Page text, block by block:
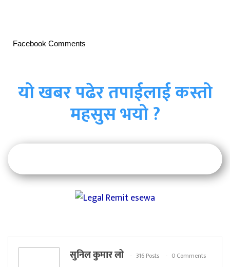
Facebook Comments
यो खबर पढेर तपाईलाई कस्तो
महसुस भयो ?
सुनिल कुमार लो 316 Posts 0 Comments